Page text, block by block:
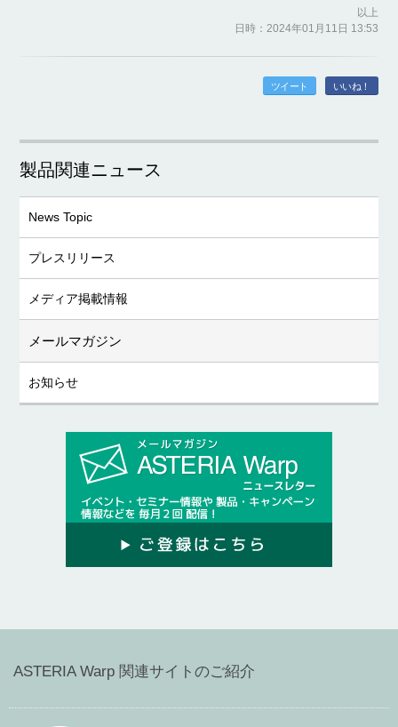
以上
日時：2024年01月11日 13:53
ツイート いいね！
製品関連ニュース
News Topic
プレスリリース
メディア掲載情報
メールマガジン
お知らせ
ASTERIA Warp 関連サイトのご紹介